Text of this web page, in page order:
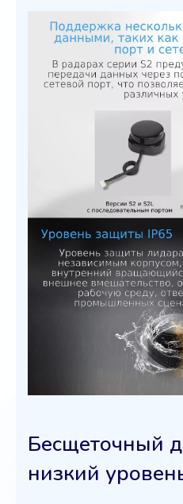
Бесщеточный
низкий